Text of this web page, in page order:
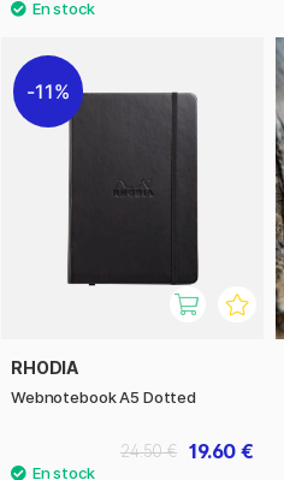
11%
RHODIA
Webnotebook A5 Dotted
19.60 €
24.50 €